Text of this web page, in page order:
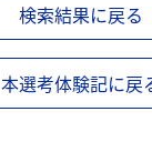
検索結果に戻る
本選考体験記に戻